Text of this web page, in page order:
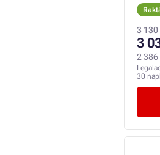
3 130
3
2 386
30